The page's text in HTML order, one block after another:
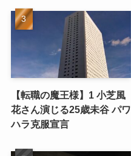
【転職の魔王様】1 小芝風
花さん演じる25歳未谷 パワ
ハラ克服宣言